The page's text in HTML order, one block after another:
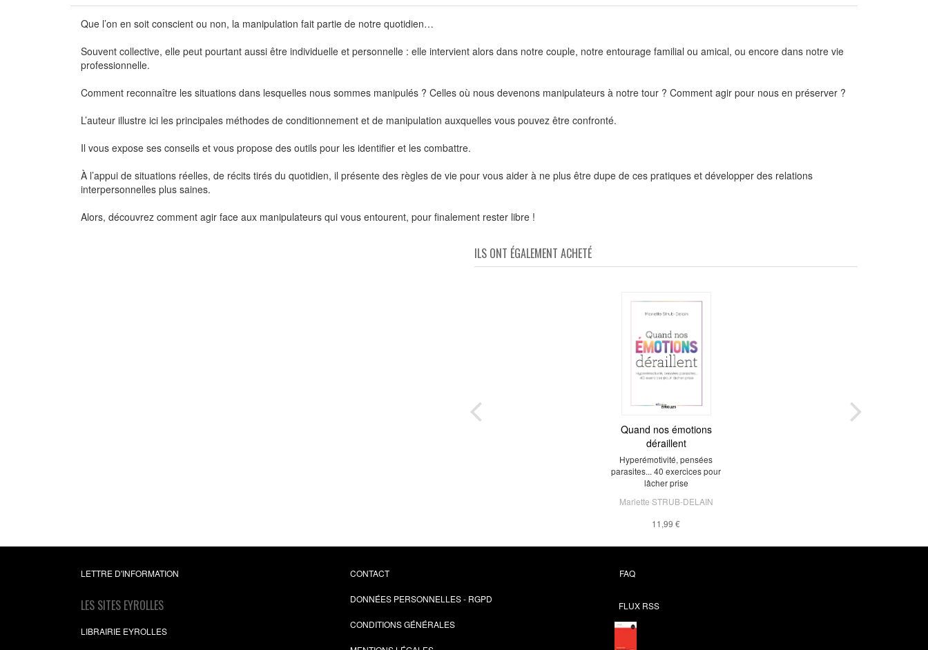
Que l’on en soit conscient ou non, la manipulation fait partie de notre quotidien…
Souvent collective, elle peut pourtant aussi être individuelle et personnelle : elle intervient alors dans notre couple, notre entourage familial ou amical, ou encore dans notre vie
professionnelle.
Comment reconnaître les situations dans lesquelles nous sommes manipulés ? Celles où nous devenons manipulateurs à notre tour ? Comment agir pour nous en préserver ?
L’auteur illustre ici les principales méthodes de conditionnement et de manipulation auxquelles vous pouvez être confronté.
Il vous expose ses conseils et vous propose des outils pour les identifier et les combattre.
À l’appui de situations réelles, de récits tirés du quotidien, il présente des règles de vie pour vous aider à ne plus être dupe de ces pratiques et développer des relations
interpersonnelles plus saines.
Alors, découvrez comment agir face aux manipulateurs qui vous entourent, pour finalement rester libre !
ILS ONT ÉGALEMENT ACHETÉ
Quand nos émotions
déraillent
Hyperémotivité, pensées
parasites... 40 exercices pour
lâcher prise
Mariette STRUB-DELAIN
11,99 €
LETTRE D'INFORMATION
LES SITES EYROLLES
LIBRAIRIE EYROLLES
CONTACT
DONNÉES PERSONNELLES - RGPD
CONDITIONS GÉNÉRALES
FAQ
FLUX RSS